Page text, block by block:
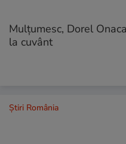
Mulţumesc, Dorel
la cuvânt
Știri România